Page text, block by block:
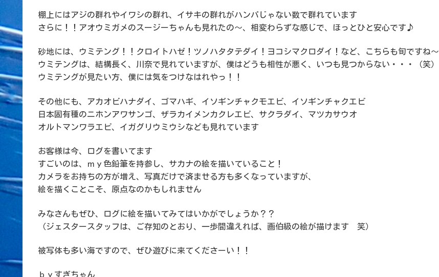
棚上にはアジの群れやイワシの群れ、イサキの群れがハンパじゃない数で群れています
さらに！！アオウミガメのスージーちゃんも見れたの～、相変わらずな感じで、ほっとひと安心です♪
砂地には、ウミテング！！クロイトハゼ！ツノハタタテダイ！ヨコシマクロダイ！など、こちらも旬ですね～
ウミテングは、結構長く、川奈で見れていますが、僕はどうも相性が悪く、いつも見つからない・・・（笑）
ウミテングが見たい方、僕には気をつけなはれやっ！！
その他にも、アカオビハナダイ、ゴマハギ、イソギンチャクモエビ、イソギンチャクエビ
日本固有種のニホンアワサンゴ、ザラカイメンカクレエビ、サクラダイ、マツカサウオ
オルトマンワラエビ、イガグリウミウシなども見れています
お客様は今、ログを書いてます
すごいのは、ｍｙ色鉛筆を持参し、サカナの絵を描いていること！
カメラをお持ちの方が増え、写真だけで済ませる方も多くなっていますが、
絵を描くことこそ、原点なのかもしれません
みなさんもぜひ、ログに絵を描いてみてはいかがでしょうか？？
（ジェスタースタッフは、ご存知のとおり、一歩間違えれば、画伯級の絵が描けます 笑）
被写体も多い海ですので、ぜひ遊びに来てくださーい！！
ｂｙすぎちゃん